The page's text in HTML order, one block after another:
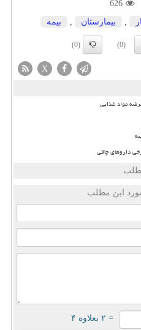
626
بیمارستان بیمه
(0)
(0)
X
مواد غذایی
داروهای چاقی
این مطلب
= ۲ بعلاوه ۴